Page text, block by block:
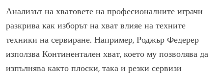
Анализът на хватовете на професионалните играчи
разкрива как изборът на хват влияе на техните
техники на сервиране. Например, Роджър Федерер
използва Континентален хват, което му позволява да
изпълнява както плоски, така и резки сервизи